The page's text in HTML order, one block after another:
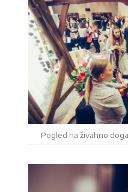
Pogled na živahno